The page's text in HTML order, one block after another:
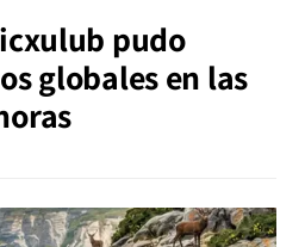
pudo
globales en las